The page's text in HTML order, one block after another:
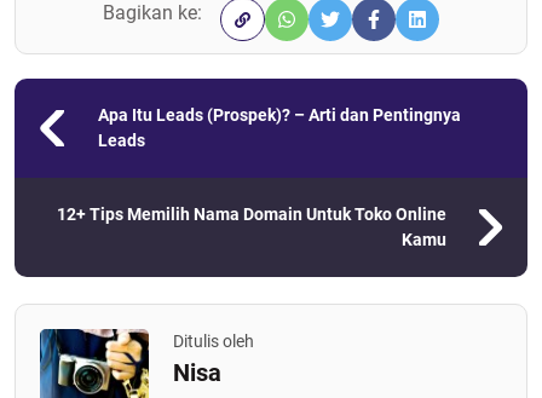
Bagikan ke:
Apa Itu Leads (Prospek)? – Arti dan Pentingnya
Leads
12+ Tips Memilih Nama Domain Untuk Toko Online
Kamu
Ditulis oleh
Nisa